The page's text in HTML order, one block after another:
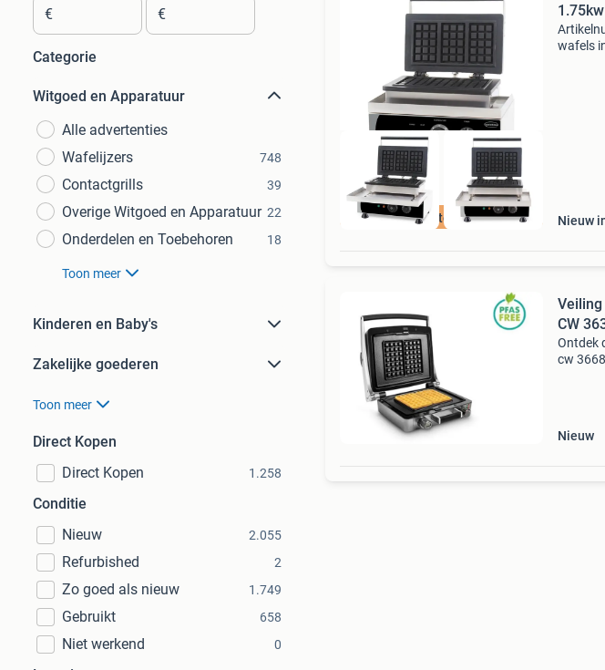
€ €
Categorie
Witgoed en Apparatuur
Alle advertenties
Wafelijzers
748
Contactgrills 39
Overige Witgoed en Apparatuur 22
Onderdelen en Toebehoren 18
Toon meer
Kinderen en Baby's
Zakelijke goederen
Toon meer
Direct Kopen
Direct Kopen
1.258
Conditie
Nieuw
2.055
Refurbished 2
Zo goed als nieuw 1.749
Gebruikt 658
Niet werkend 0
Laagste Prijs
wafels
Nieuw
CW
Ontdek
cw
Nieuw